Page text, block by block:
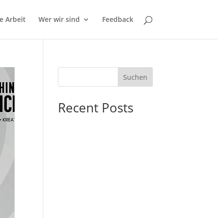
Arbeit Wer wir sind Feedback
Suchen
Recent Posts